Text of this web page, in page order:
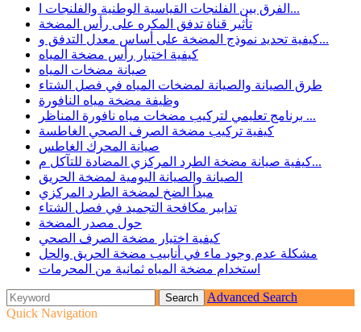
الفرق بين الفلنجات القياسية الوطنية والفلنجات ا...
تأثير قناة تدفق المكره على رأس المضخة
كيفية تحديد نموذج المضخة على أساس معدل التدفق و...
كيفية اختبار رأس مضخة المياه
صيانة مضخات المياه
طرق الصيانة والصيانة لمضخات المياه في فصل الشتاء
وظيفة مضخة مياه النافورة
برنامج تعليمي لتركيب مضخات مياه نافورة المناظر ...
كيفية تركيب مضخة الصرف الصحي الغاطسة
صيانة المحرك الغاطس
كيفية صيانة مضخة الطرد المركزي المضادة للتآكل م...
الصيانة والصيانة اليومية لمضخة الحريق
مبدأ الضخ لمضخة الطرد المركزي
تدابير مكافحة التجميد في فصل الشتاء
حول مصدر المضخة
كيفية اختيار مضخة الصرف الصحي
مشكلة عدم وجود ماء في أنابيب مضخة الحريق والحل
استخدام مضخة المياه ثمانية من المحرمات
Advanced Search
Quick Navigation